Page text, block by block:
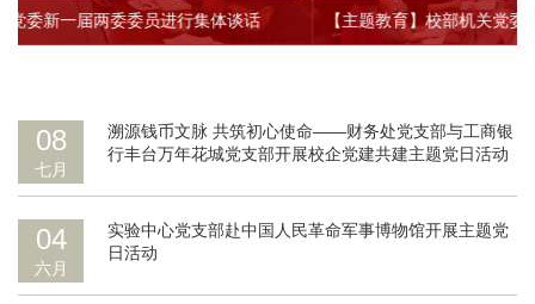
【主题教育】校部机关党委召开学习贯彻习近平新时代中国特色社会主义思想主题教育工作交流会
08
七月
溯源钱币文脉 共筑初心使命——财务处党支部与工商银
行丰台万年花城党支部开展校企党建共建主题党日活动
04
六月
实验中心党支部赴中国人民革命军事博物馆开展主题党
日活动